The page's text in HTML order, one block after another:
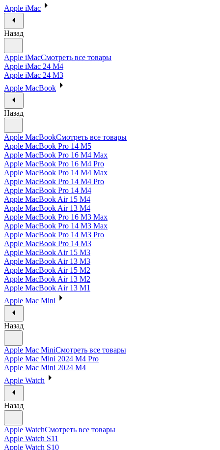
Apple iMac
Назад
Apple iMacСмотреть все товары
Apple iMac 24 M4
Apple iMac 24 M3
Apple MacBook
Назад
Apple MacBookСмотреть все товары
Apple MacBook Pro 14 M5
Apple MacBook Pro 16 M4 Max
Apple MacBook Pro 16 M4 Pro
Apple MacBook Pro 14 M4 Max
Apple MacBook Pro 14 M4 Pro
Apple MacBook Pro 14 M4
Apple MacBook Air 15 M4
Apple MacBook Air 13 M4
Apple MacBook Pro 16 M3 Max
Apple MacBook Pro 14 M3 Max
Apple MacBook Pro 14 M3 Pro
Apple MacBook Pro 14 M3
Apple MacBook Air 15 M3
Apple MacBook Air 13 M3
Apple MacBook Air 15 M2
Apple MacBook Air 13 M2
Apple MacBook Air 13 M1
Apple Mac Mini
Назад
Apple Mac MiniСмотреть все товары
Apple Mac Mini 2024 M4 Pro
Apple Mac Mini 2024 M4
Apple Watch
Назад
Apple WatchСмотреть все товары
Apple Watch S11
Apple Watch S10